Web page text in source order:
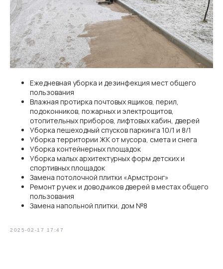
Ежедневная уборка и дезинфекция мест общего
пользования
Влажная протирка почтовых ящиков, перил,
подоконников, пожарных и электрощитов,
отопительных приборов, лифтовых кабин, дверей
Уборка пешеходный спусков паркинга 10/1 и 8/1
Уборка территории ЖК от мусора, смета и снега
Уборка контейнерных площадок
Уборка малых архитектурных форм детских и
спортивных площадок
Замена потолочной плитки «Армстронг»
Ремонт ручек и доводчиков дверей в местах общего
пользования
Замена напольной плитки, дом №8
2025-02-17 17:47